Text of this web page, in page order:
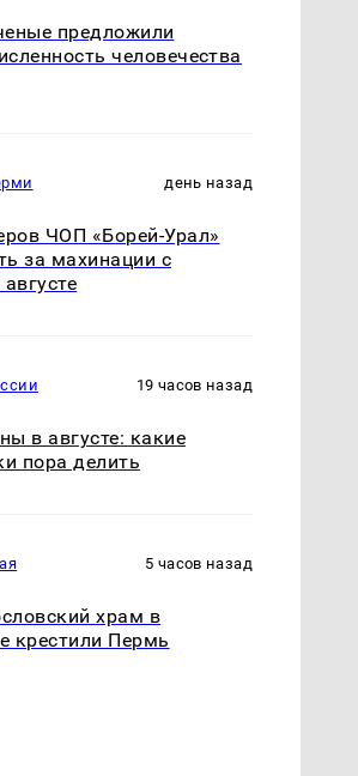
предложили
человечества
день назад
ЧОП «Борей-Урал»
за махинации с
19 часов назад
в августе: какие
пора делить
5 часов назад
храм в
крестили Пермь